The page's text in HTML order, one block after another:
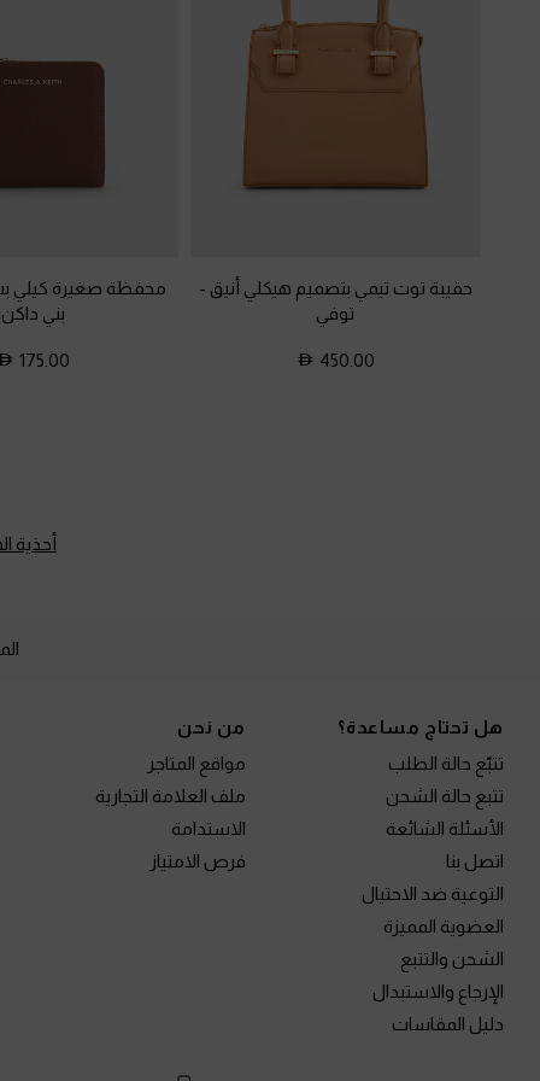
حقيبة توت تيمي بتصميم هيكلي أنيق -
توفي
450.00
محفظة صغيرة كيلي
بني داكن
175.00
أحذية
هل تحتاج مساعدة؟
تتبّع حالة الطلب
تتبع حالة الشحن
الأسئلة الشائعة
اتصل بنا
التوعية ضد الاحتيال
العضوية المميزة
الشحن والتتبع
الإرجاع والاستبدال
دليل المقاسات
من نحن
مواقع المتاجر
ملف العلامة التجارية
الاستدامة
فرص الامتياز